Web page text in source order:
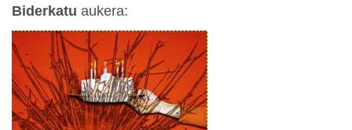
Biderkatu aukera: